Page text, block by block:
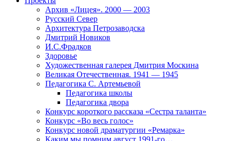
Архив «Лицея». 2000 — 2003
Русский Север
Архитектура Петрозаводска
Дмитрий Новиков
И.С.Фрадков
Здоровье
Художественная галерея Дмитрия Москина
Великая Отечественная. 1941 — 1945
Педагогика С. Артемьевой
Педагогика школы
Педагогика двора
Конкурс короткого рассказа «Сестра таланта»
Конкурс «Во весь голос»
Конкурс новой драматургии «Ремарка»